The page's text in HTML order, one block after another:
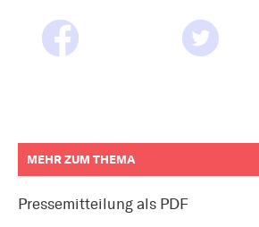
MEHR ZUM THEMA
zum
Pressemitteilung als PDF